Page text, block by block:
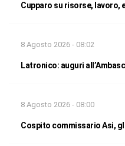
Cupparo su risorse, lavoro,
8 Agosto 2026 - 08:02
Latronico: auguri
8 Agosto 2026 - 08:00
Cospito commissario Asi,